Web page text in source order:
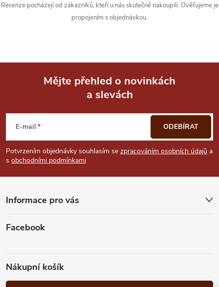
Recenze pocházejí od zákazníků, kteří u nás skutečně nakoupili. Ověřujeme je
propojením s objednávkou.
p
a
Mějte přehled o novinkách
a slevách
E-mail
Potvrzením objednávky souhlasím se zpracováním osobních údajů a
s obchodními podmínkami
ODEBÍRAT
Informace pro vás
Facebook
Nákupní košík